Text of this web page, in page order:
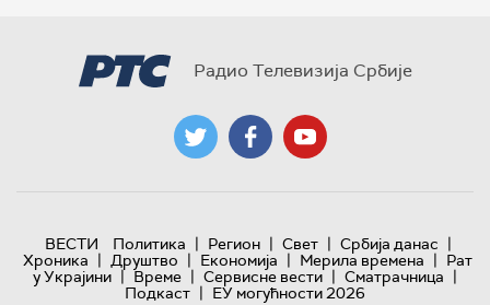
Радио Телевизија Србије
ВЕСТИ Политика | Регион | Свет | Србија данас |
Хроника | Друштво | Економија | Мерила времена | Рат
у Украјини | Време | Сервисне вести | Сматрачница |
Подкаст | ЕУ могућности 2026